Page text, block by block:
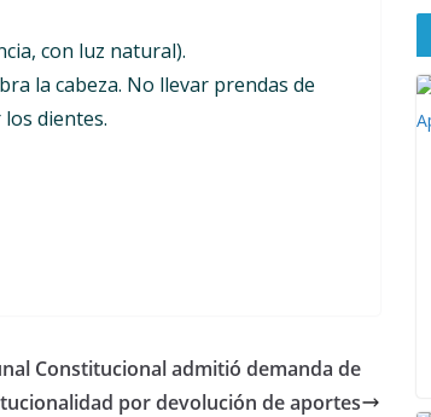
con luz natural).
la cabeza. No llevar prendas de
dientes.
Constitucional admitió demanda de
por devolución de aportes
n
P
i